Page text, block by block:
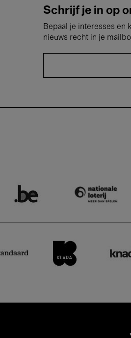
Schrijf je in op
Bepaal je interesses en
nieuws recht in je